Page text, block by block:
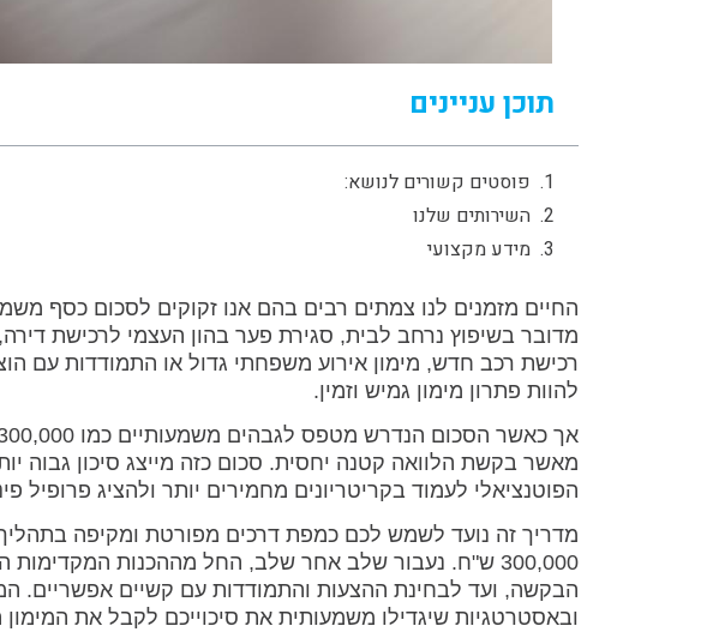
תוכן עניינים
פוסטים קשורים לנושא:
השירותים שלנו
מידע מקצועי
החיים מזמנים לנו צמתים רבים בהם אנו זקוקים לסכום כסף
מדובר בשיפוץ נרחב לבית, סגירת פער בהון העצמי לרכישת
רכישת רכב חדש, מימון אירוע משפחתי גדול או התמודדות עם
להוות פתרון מימון גמיש וזמין.
מאשר בקשת הלוואה קטנה יחסית. סכום כזה מייצג סיכון גבוה
הפוטנציאלי לעמוד בקריטריונים מחמירים יותר ולהציג פרופיל
מדריך זה נועד לשמש לכם כמפת דרכים מפורטת ומקיפה
300,000 ש"ח. נעבור שלב אחר שלב, החל מההכנות
הבקשה, ועד לבחינת ההצעות והתמודדות עם קשיים אפשריים.
ובאסטרטגיות שיגדילו משמעותית את סיכוייכם לקבל את